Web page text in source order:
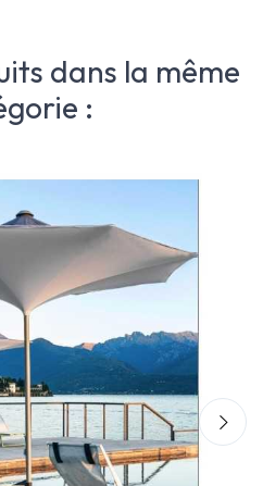
dans la même
: